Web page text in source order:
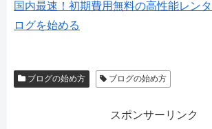
国内最速！初期費用無料の高性能レン
ログを始める
ブログの始め方 ブログの始め方
スポンサーリンク